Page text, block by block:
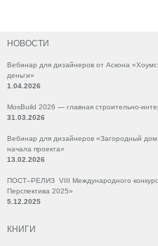
НОВОСТИ
Вебинар для дизайнеров от Аскона
деньги»
1.04.2026
MosBuild 2026 — главная строительно-
31.03.2026
Вебинар для дизайнеров «Загородный
начала проекта»
13.02.2026
ПОСТ–РЕЛИЗ VIII Международного
Перспектива 2025»
5.12.2025
КНИГИ